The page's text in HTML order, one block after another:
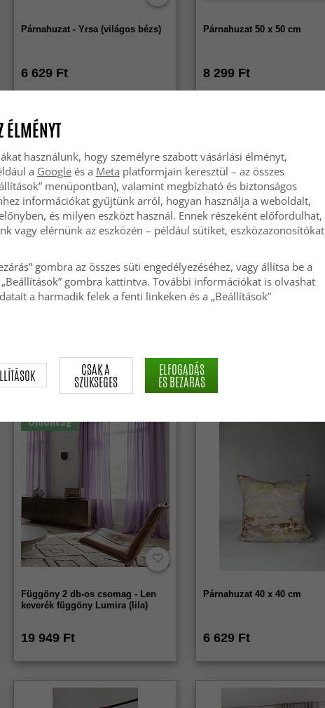
Párnahuzat - Yrsa (világos bézs)
6 629 Ft
Párnahuzat 50 x 50 cm
8 299 Ft
11 629 Ft 8 299 Ft
Újdonság
Függöny 2 db-os csomag - Len
keverék függöny Lumira (lila)
19 949 Ft
Párnahuzat 40 x 40 cm
6 629 Ft
ÉLMÉNYT
használunk, hogy személyre szabott vásárlási élményt,
a Googleés a Meta platformjain keresztül – az összes
menüpontban), valamint megbízható és biztonságos
információkat gyűjtünk arról, hogyan használja a weboldalt,
és milyen eszközt használ. Ennek részeként előfordulhat,
vagy elérnünk az eszközén – például sütiket, eszközazonosítókat
gombra az összes süti engedélyezéséhez, vagy állítsa be a
gombra kattintva. További információkat is olvashat
a harmadik felek a fenti linkeken és a „Beállítások”
CSAK A
SZÜKSÉGES
ELFOGADÁS
ÉS BEZÁRÁS